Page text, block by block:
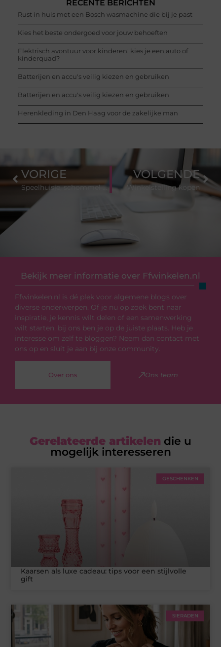
RECENTE BERICHTEN
Rust in huis met een Bosch wasmachine die bij je past
Kies het beste ondergoed voor jouw behoeften
Elektrisch avontuur voor kinderen: kies je een auto of
kinderquad?
Batterijen en accu's veilig kiezen en gebruiken
Batterijen en accu's veilig kiezen en gebruiken
Herenkleding in Den Haag voor de zakelijke man
Bekijk meer informatie over Ffwinkelen.nl
Ffwinkelen.nl is dé plek voor algemene blogs over
diverse onderwerpen. Of je nu op zoek bent naar
inspiratie, je kennis wilt delen of een samenwerking
wilt starten, bij ons ben je op de juiste plaats. Heb je
interesse om zelf te bloggen? Neem dan contact met
ons op en sluit je aan bij onze community.
Over ons Ons team
VORIGE
Speelhuisje, schommel of zandbak voor urenlang speelplezier
VOLGENDE
Winkelstelling kopen
Gerelateerde artikelen die u
mogelijk interesseren
GESCHENKEN
Kaarsen als luxe cadeau: tips voor een stijlvolle
gift
SIERADEN